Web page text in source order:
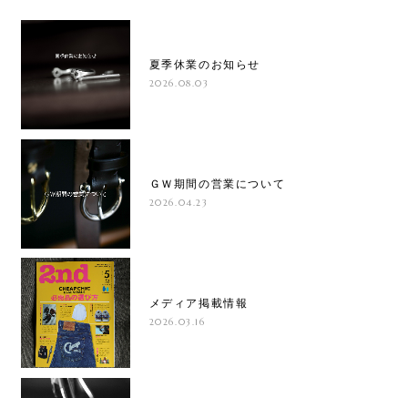
夏季休業のお知らせ
2026.08.03
ＧＷ期間の営業について
2026.04.23
メディア掲載情報
2026.03.16